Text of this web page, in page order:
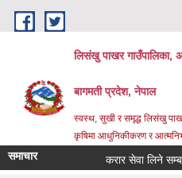
Skip to main content
लिसंखु पाखर गाउँपालिका,
बागमती प्रदेश, नेपाल
स्वस्थ, सुखी र समृद्ध लिसंखु
कृषिमा आधुनिकीकरण र
समाचार करार सेवा लिने